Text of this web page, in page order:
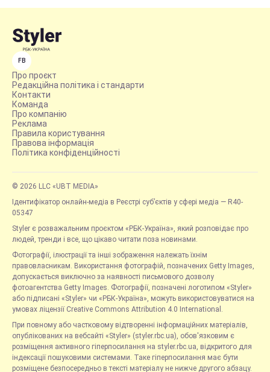
FB
Про проєкт
Редакційна політика і стандарти
Контакти
Команда
Про компанію
Реклама
Правила користування
Правова інформація
Політика конфіденційності
© 2026 LLC «UBT MEDIA»
Ідентифікатор онлайн-медіа в Реєстрі суб’єктів у сфері медіа — R40-
05347
Styler є розважальним проєктом «РБК-Україна», який розповідає про
людей, тренди і все, що цікаво читати поза новинами.
Фотографії, ілюстрації та інші зображення належать їхнім
правовласникам. Використання фотографій, позначених Getty Images,
допускається виключно за наявності письмового дозволу
фотоагентства Getty Images. Фотографії, позначені логотипом «Styler»
або підписані «Styler» чи «РБК-Україна», можуть використовуватися на
умовах ліцензії Creative Commons Attribution 4.0 International.
При повному або частковому відтворенні інформаційних матеріалів,
опублікованих на вебсайті «Styler» (styler.rbc.ua), обов'язковим є
розміщення активного гіперпосилання на styler.rbc.ua, відкритого для
індексації пошуковими системами. Таке гіперпосилання має бути
розміщене безпосередньо в тексті матеріалу не нижче другого абзацу.